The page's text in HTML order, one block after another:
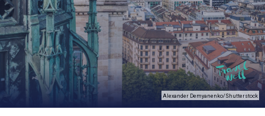
Alexander Demyanenko/Shutterstock